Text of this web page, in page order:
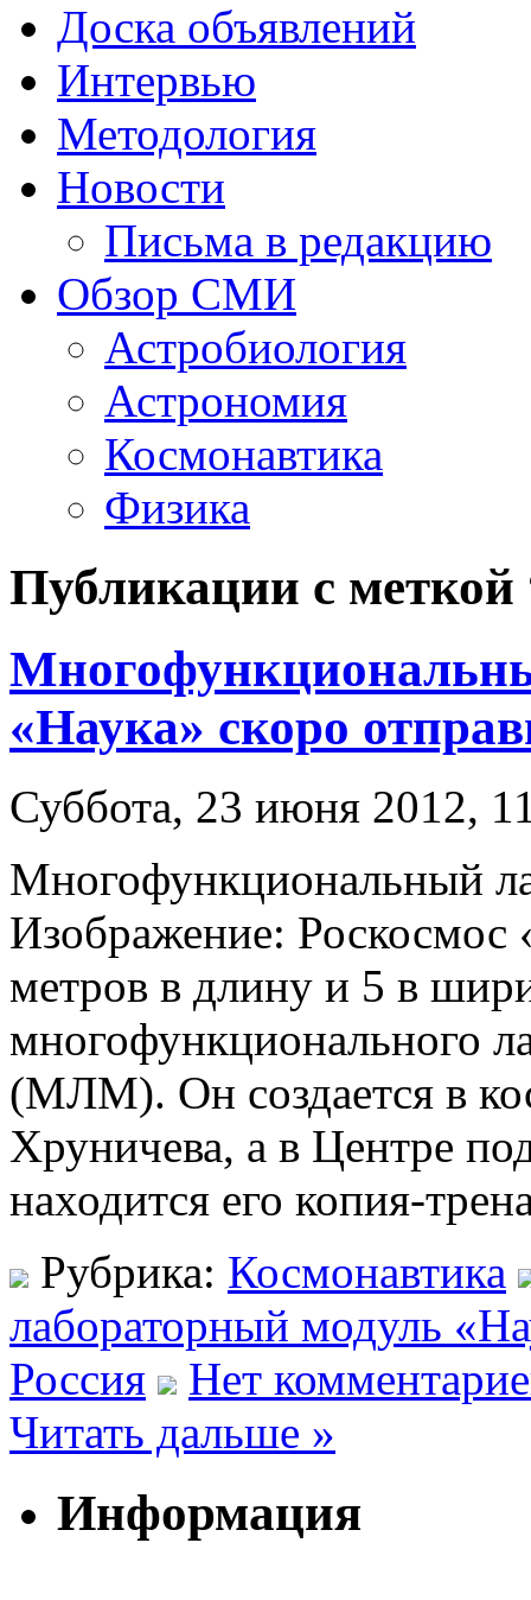
Доска объявлений
Интервью
Методология
Новости
Письма в редакцию
Обзор СМИ
Астробиология
Астрономия
Космонавтика
Физика
Публикации с
«Наука» скоро
Суббота, 23 июня 2012,
Многофункциональный
Изображение: Роскосмос
метров в длину и 5 в
многофункционального
(МЛМ). Он создается в
Хруничева, а в Центре
находится его копия-
Рубрика: Космонавтика
лабораторный модуль
Россия
Нет
Читать дальше »
Информация